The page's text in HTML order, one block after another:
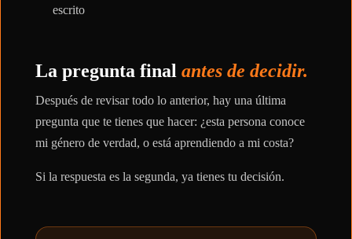
escrito
La pregunta final antes de decidir.
Después de revisar todo lo anterior, hay una última
pregunta que te tienes que hacer: ¿esta persona conoce
mi género de verdad, o está aprendiendo a mi costa?
Si la respuesta es la segunda, ya tienes tu decisión.